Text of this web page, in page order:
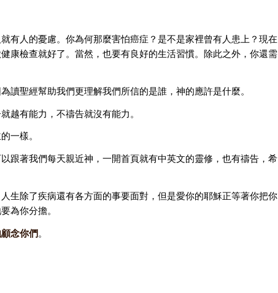
有人的憂慮。你為何那麼害怕癌症？是不是家裡曾有人患上？現在
康檢查就好了。當然，也要有良好的生活習慣。除此之外，你還需
讀聖經幫助我們更理解我們所信的是誰，神的應許是什麼。
越有能力，不禱告就沒有能力。
一樣。
跟著我們每天親近神，一開首頁就有中英文的靈修，也有禱告，希
生除了疾病還有各方面的事要面對，但是愛你的耶穌正等著你把你
為你分擔。
念你們 。